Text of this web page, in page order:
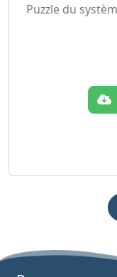
Puzzle du